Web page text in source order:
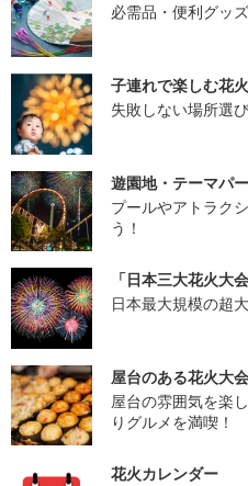
必需品・便利グッ
子連れで楽しむ花
失敗しない場所選
遊園地・テーマパ
プールやアトラク
う！
「日本三大花火大
日本最大規模の超
屋台のある花火大
屋台の雰囲気を楽
りグルメを満喫！
花火カレンダー